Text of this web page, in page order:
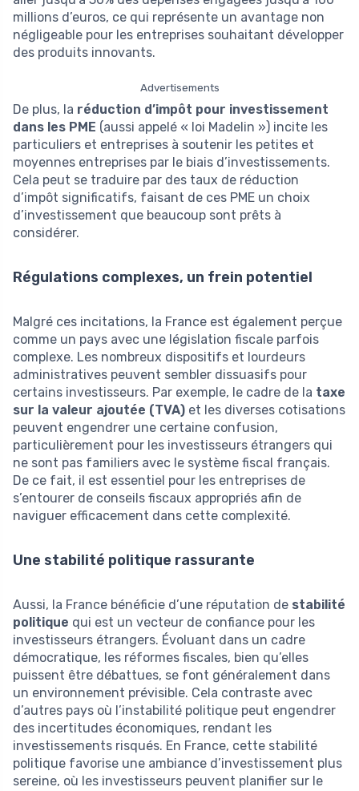
millions d’euros, ce qui représente un avantage non
négligeable pour les entreprises souhaitant développer
des produits innovants.
Advertisements
De plus, la réduction d’impôt pour investissement
dans les PME (aussi appelé « loi Madelin ») incite les
particuliers et entreprises à soutenir les petites et
moyennes entreprises par le biais d’investissements.
Cela peut se traduire par des taux de réduction
d’impôt significatifs, faisant de ces PME un choix
d’investissement que beaucoup sont prêts à
considérer.
Régulations complexes, un frein potentiel
Malgré ces incitations, la France est également perçue
comme un pays avec une législation fiscale parfois
complexe. Les nombreux dispositifs et lourdeurs
administratives peuvent sembler dissuasifs pour
certains investisseurs. Par exemple, le cadre de la taxe
sur la valeur ajoutée (TVA) et les diverses cotisations
peuvent engendrer une certaine confusion,
particulièrement pour les investisseurs étrangers qui
ne sont pas familiers avec le système fiscal français.
De ce fait, il est essentiel pour les entreprises de
s’entourer de conseils fiscaux appropriés afin de
naviguer efficacement dans cette complexité.
Une stabilité politique rassurante
Aussi, la France bénéficie d’une réputation de stabilité
politique qui est un vecteur de confiance pour les
investisseurs étrangers. Évoluant dans un cadre
démocratique, les réformes fiscales, bien qu’elles
puissent être débattues, se font généralement dans
un environnement prévisible. Cela contraste avec
d’autres pays où l’instabilité politique peut engendrer
des incertitudes économiques, rendant les
investissements risqués. En France, cette stabilité
politique favorise une ambiance d’investissement plus
sereine, où les investisseurs peuvent planifier sur le